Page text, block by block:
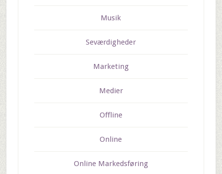
Musik
Seværdigheder
Marketing
Medier
Offline
Online
Online Markedsføring